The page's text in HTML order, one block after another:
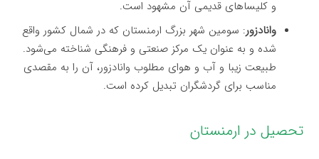
و کلیساهای قدیمی آن مشهود است.
وانادزور: سومین شهر بزرگ ارمنستان که در شمال کشور واقع
شده و به عنوان یک مرکز صنعتی و فرهنگی شناخته می‌شود.
طبیعت زیبا و آب و هوای مطلوب وانادزور، آن را به مقصدی
مناسب برای گردشگران تبدیل کرده است.
تحصیل در ارمنستان